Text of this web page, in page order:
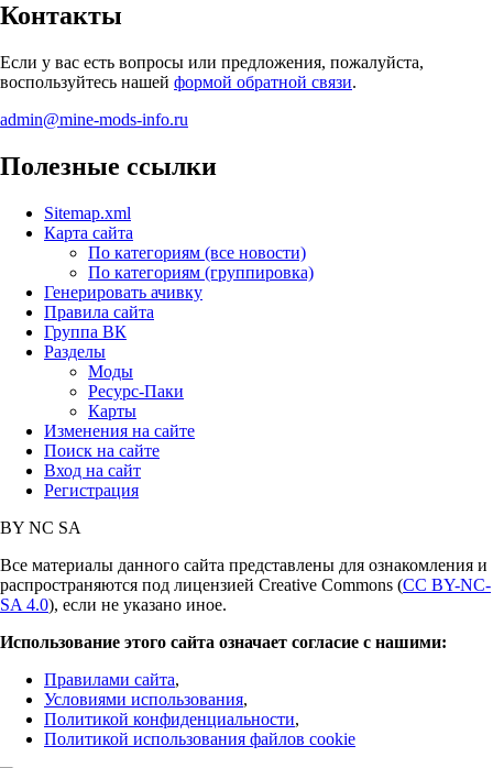
Контакты
Если у вас есть вопросы или предложения, пожалуйста,
воспользуйтесь нашей формой обратной связи.
admin@mine-mods-info.ru
Полезные ссылки
Sitemap.xml
Карта сайта
По категориям (все новости)
По категориям (группировка)
Генерировать ачивку
Правила сайта
Группа ВК
Разделы
Моды
Ресурс-Паки
Карты
Изменения на сайте
Поиск на сайте
Вход на сайт
Регистрация
BY NC SA
Все материалы данного сайта представлены для ознакомления и
распространяются под лицензией Creative Commons (CC BY-NC-
SA 4.0), если не указано иное.
Использование этого сайта означает согласие с нашими:
Правилами сайта,
Условиями использования,
Политикой конфиденциальности,
Политикой использования файлов cookie